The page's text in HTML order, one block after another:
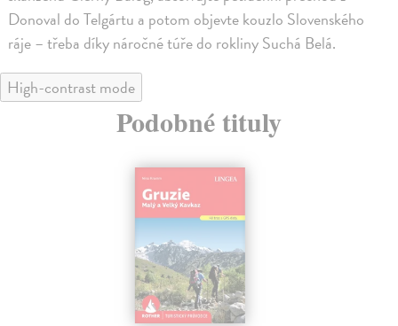
Donoval do Telgártu a potom objevte kouzlo Slovenského
ráje – třeba díky náročné túře do rokliny Suchá Belá.
High-contrast mode
Podobné tituly